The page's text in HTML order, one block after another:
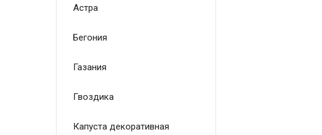
Астра
Бегония
Газания
Гвоздика
Капуста декоративная